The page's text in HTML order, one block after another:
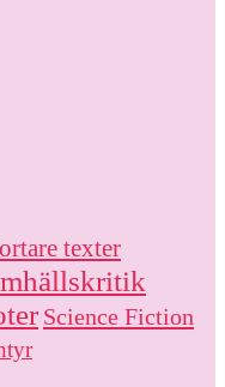
texter
Science Fiction